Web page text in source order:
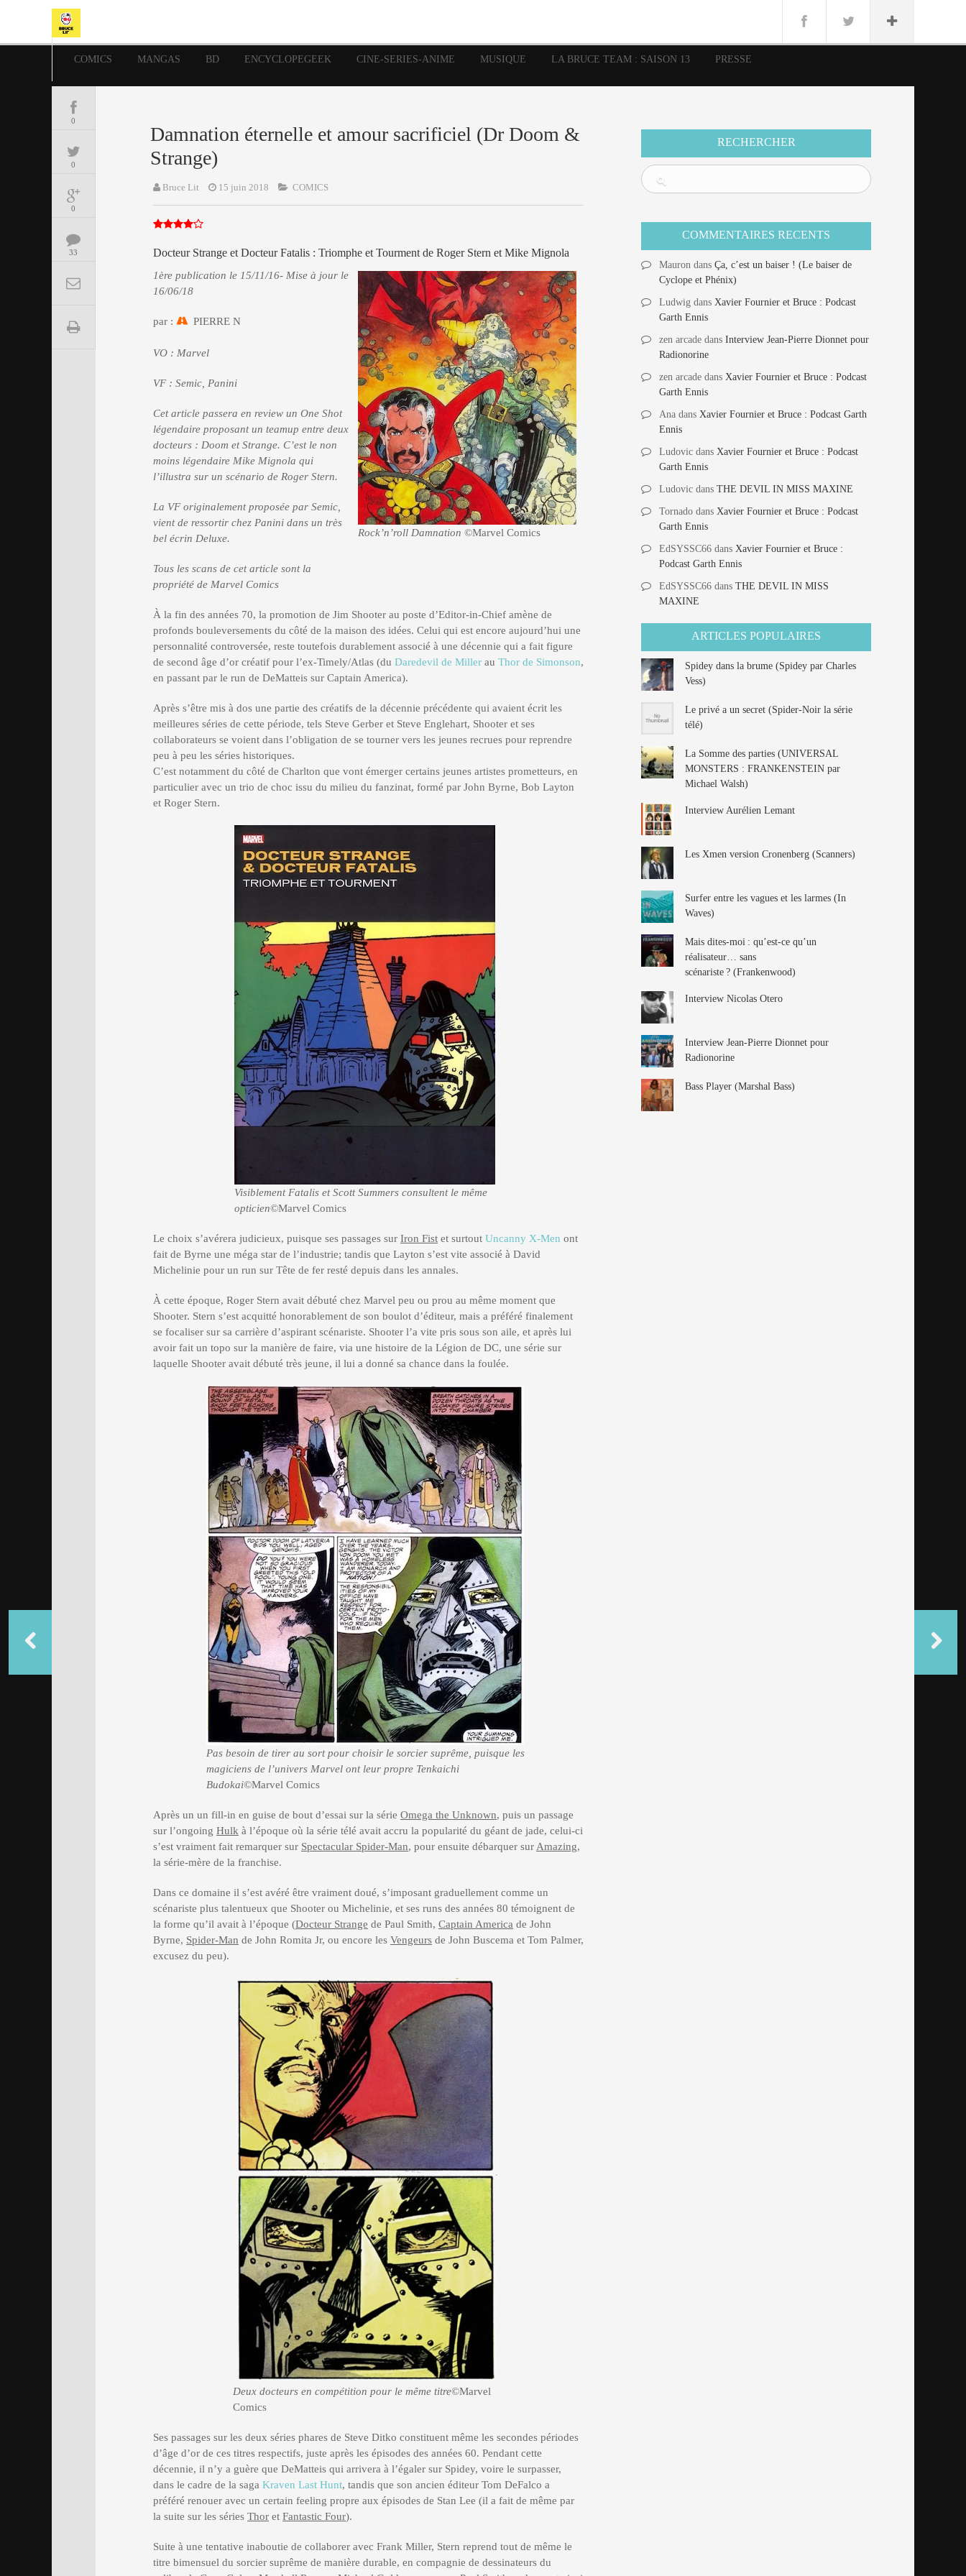
COMICS MANGAS BD ENCYCLOPEGEEK CINE-SERIES-ANIME MUSIQUE LA BRUCE TEAM : SAISON 13 PRESSE
0
0
0
33
Damnation éternelle et amour sacrificiel (Dr Doom &
Strange)
Bruce Lit 15 juin 2018 COMICS
Docteur Strange et Docteur Fatalis : Triomphe et Tourment de Roger Stern et Mike Mignola
Rock’n’roll Damnation©Marvel Comics
1ère publication le 15/11/16- Mise à jour le
16/06/18
par : PIERRE N
VO : Marvel
VF : Semic, Panini
Cet article passera en review un One Shot
légendaire proposant un teamup entre deux
docteurs : Doom et Strange. C’est le non
moins légendaire Mike Mignola qui
l’illustra sur un scénario de Roger Stern.
La VF originalement proposée par Semic,
vient de ressortir chez Panini dans un très
bel écrin Deluxe.
Tous les scans de cet article sont la
propriété de Marvel Comics
À la fin des années 70, la promotion de Jim Shooter au poste d’Editor-in-Chief amène de
profonds bouleversements du côté de la maison des idées. Celui qui est encore aujourd’hui une
personnalité controversée, reste toutefois durablement associé à une décennie qui a fait figure
de second âge d’or créatif pour l’ex-Timely/Atlas (du Daredevil de Miller au Thor de Simonson,
en passant par le run de DeMatteis sur Captain America).
Après s’être mis à dos une partie des créatifs de la décennie précédente qui avaient écrit les
meilleures séries de cette période, tels Steve Gerber et Steve Englehart, Shooter et ses
collaborateurs se voient dans l’obligation de se tourner vers les jeunes recrues pour reprendre
peu à peu les séries historiques.
C’est notamment du côté de Charlton que vont émerger certains jeunes artistes prometteurs, en
particulier avec un trio de choc issu du milieu du fanzinat, formé par John Byrne, Bob Layton
et Roger Stern.
Visiblement Fatalis et Scott Summers consultent le même
opticien©Marvel Comics
Le choix s’avérera judicieux, puisque ses passages sur Iron Fist et surtout Uncanny X-Men ont
fait de Byrne une méga star de l’industrie; tandis que Layton s’est vite associé à David
Michelinie pour un run sur Tête de fer resté depuis dans les annales.
À cette époque, Roger Stern avait débuté chez Marvel peu ou prou au même moment que
Shooter. Stern s’est acquitté honorablement de son boulot d’éditeur, mais a préféré finalement
se focaliser sur sa carrière d’aspirant scénariste. Shooter l’a vite pris sous son aile, et après lui
avoir fait un topo sur la manière de faire, via une histoire de la Légion de DC, une série sur
laquelle Shooter avait débuté très jeune, il lui a donné sa chance dans la foulée.
Pas besoin de tirer au sort pour choisir le sorcier suprême, puisque les
magiciens de l’univers Marvel ont leur propre Tenkaichi
Budokai©Marvel Comics
Après un un fill-in en guise de bout d’essai sur la série Omega the Unknown, puis un passage
sur l’ongoing Hulk à l’époque où la série télé avait accru la popularité du géant de jade, celui-ci
s’est vraiment fait remarquer sur Spectacular Spider-Man, pour ensuite débarquer sur Amazing,
la série-mère de la franchise.
Dans ce domaine il s’est avéré être vraiment doué, s’imposant graduellement comme un
scénariste plus talentueux que Shooter ou Michelinie, et ses runs des années 80 témoignent de
la forme qu’il avait à l’époque (Docteur Strange de Paul Smith, Captain America de John
Byrne, Spider-Man de John Romita Jr, ou encore les Vengeurs de John Buscema et Tom Palmer,
excusez du peu).
Deux docteurs en compétition pour le même titre©Marvel
Comics
Ses passages sur les deux séries phares de Steve Ditko constituent même les secondes périodes
d’âge d’or de ces titres respectifs, juste après les épisodes des années 60. Pendant cette
décennie, il n’y a guère que DeMatteis qui arrivera à l’égaler sur Spidey, voire le surpasser,
dans le cadre de la saga Kraven Last Hunt, tandis que son ancien éditeur Tom DeFalco a
préféré renouer avec un certain feeling propre aux épisodes de Stan Lee (il a fait de même par
la suite sur les séries Thor et Fantastic Four).
Suite à une tentative inaboutie de collaborer avec Frank Miller, Stern reprend tout de même le
titre bimensuel du sorcier suprême de manière durable, en compagnie de dessinateurs du
RECHERCHER
COMMENTAIRES RECENTS
Mauron dansÇa, c’est un baiser ! (Le baiser de
Cyclope et Phénix)
Ludwig dansXavier Fournier et Bruce : Podcast
Garth Ennis
zen arcade dansInterview Jean-Pierre Dionnet pour
Radionorine
zen arcade dansXavier Fournier et Bruce : Podcast
Garth Ennis
Ana dansXavier Fournier et Bruce : Podcast Garth
Ennis
Ludovic dansXavier Fournier et Bruce : Podcast
Garth Ennis
Ludovic dansTHE DEVIL IN MISS MAXINE
Tornado dansXavier Fournier et Bruce : Podcast
Garth Ennis
EdSYSSC66 dansXavier Fournier et Bruce :
Podcast Garth Ennis
EdSYSSC66 dansTHE DEVIL IN MISS
MAXINE
ARTICLES POPULAIRES
Spidey dans la brume (Spidey par Charles
Vess)
Le privé a un secret (Spider-Noir la série
télé)
La Somme des parties (UNIVERSAL
MONSTERS : FRANKENSTEIN par
Michael Walsh)
Interview Aurélien Lemant
Les Xmen version Cronenberg (Scanners)
Surfer entre les vagues et les larmes (In
Waves)
Mais dites-moi : qu’est-ce qu’un
réalisateur… sans
scénariste ? (Frankenwood)
Interview Nicolas Otero
Interview Jean-Pierre Dionnet pour
Radionorine
Bass Player (Marshal Bass)
Mangas Marvel Mattie boy Musique
Panini Présence
Punisher Rock Semic Special Guest Spidey Superman